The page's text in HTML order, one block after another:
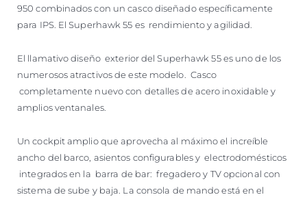
950 combinados con un casco diseñado específicamente
para IPS. El Superhawk 55 es rendimiento y agilidad.
El llamativo diseño exterior del Superhawk 55 es uno de los
numerosos atractivos de este modelo. Casco
completamente nuevo con detalles de acero inoxidable y
amplios ventanales.
Un cockpit amplio que aprovecha al máximo el increíble
ancho del barco, asientos configurables y electrodomésticos
integrados en la barra de bar: fregadero y TV opcional con
sistema de sube y baja. La consola de mando está en el